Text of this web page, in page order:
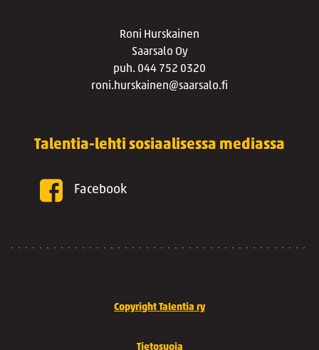
Roni Hurskainen
Saarsalo Oy
puh. 044 752 0320
roni.hurskainen@saarsalo.fi
Talentia-lehti sosiaalisessa mediassa
Facebook
Copyright Talentia ry
Tietosuoja